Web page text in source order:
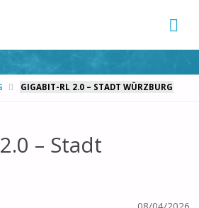
GIGABIT-RL 2.0 – STADT WÜRZBURG
– Stadt